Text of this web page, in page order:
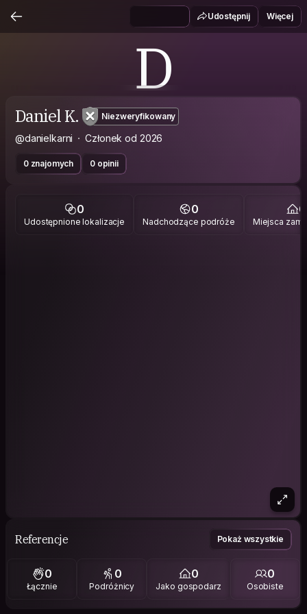
Udostępnij Więcej
D
Daniel K. Niezweryfikowany
@danielkarni Członek od 2026
0 znajomych 0 opinii
0
Udostępnione lokalizacje
0
Nadchodzące podróże
0
Miejsca
Referencje Pokaż wszystkie
0
Łącznie
0
Podróżnicy
0
Jako gospodarz
0
Osobiste